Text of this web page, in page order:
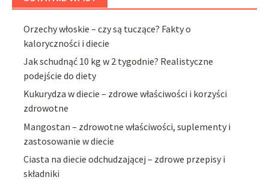
Orzechy włoskie – czy są tuczące? Fakty o
kaloryczności i diecie
Jak schudnąć 10 kg w 2 tygodnie? Realistyczne
podejście do diety
Kukurydza w diecie – zdrowe właściwości i korzyści
zdrowotne
Mangostan – zdrowotne właściwości, suplementy i
zastosowanie w diecie
Ciasta na diecie odchudzającej – zdrowe przepisy i
składniki